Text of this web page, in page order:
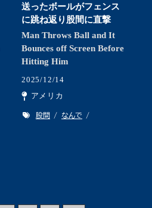
送ったボールがフェンス
に跳ね返り股間に直撃
Man Throws Ball and It
Bounces off Screen Before
Hitting Him
2025/12/14
アメリカ
股間 なんで